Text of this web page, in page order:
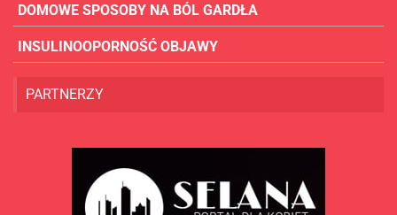
DOMOWE SPOSOBY NA BÓL GARDŁA
INSULINOOPORNOŚĆ OBJAWY
PARTNERZY